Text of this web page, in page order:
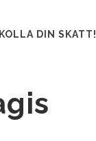
KOLLA DIN SKATT!